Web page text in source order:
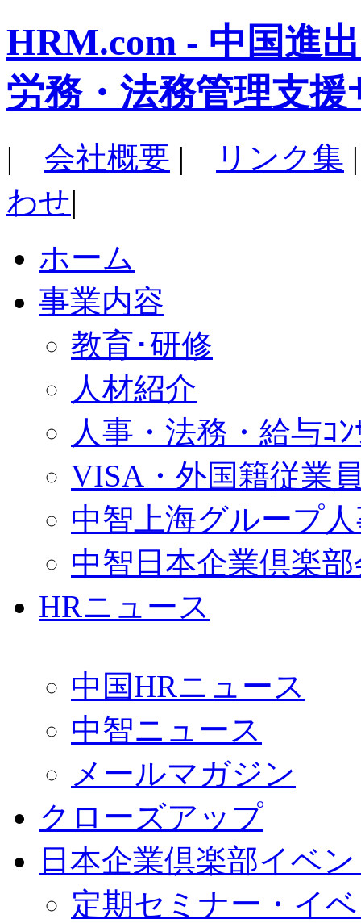
HRM.com - 中国進
労務・法務管理支援
| 会社概要 | リンク集
わせ|
ホーム
事業内容
教育･研修
人材紹介
人事・法務・給与ｺﾝ
VISA・外国籍従業
中智上海グループ
中智日本企業倶楽
HRニュース
中国HRニュース
中智ニュース
メールマガジン
クローズアップ
日本企業倶楽部イベ
定期セミナー・イ